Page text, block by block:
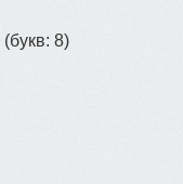
(букв: 8)